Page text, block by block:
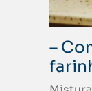
–